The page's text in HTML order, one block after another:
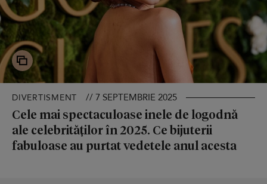
DIVERTISMENT // 7 SEPTEMBRIE 2025
Cele mai spectaculoase inele de logodnă
ale celebrităților în 2025. Ce bijuterii
fabuloase au purtat vedetele anul acesta